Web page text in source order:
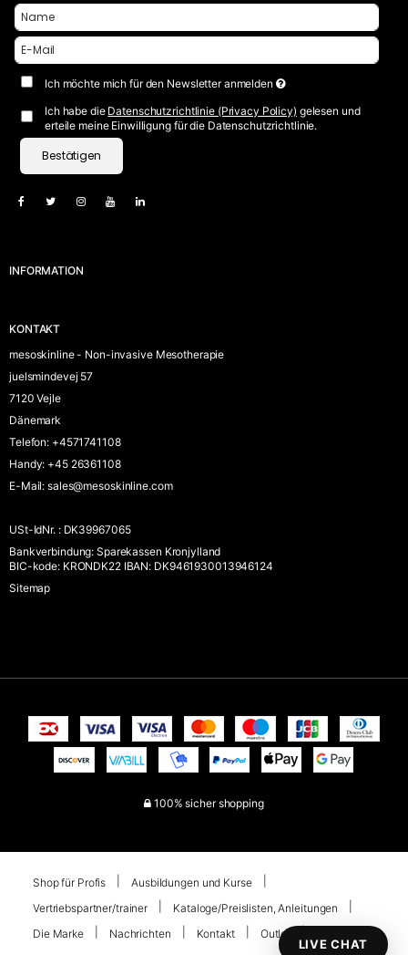
Ich möchte mich für den Newsletter anmelden
Ich habe die Datenschutzrichtlinie (Privacy Policy) gelesen und
erteile meine Einwilligung für die Datenschutzrichtlinie.
Bestätigen
INFORMATION
KONTAKT
mesoskinline - Non-invasive Mesotherapie
juelsmindevej 57
7120 Vejle
Dänemark
Telefon: +4571741108
Handy: +45 26361108
E-Mail: sales@mesoskinline.com
USt-IdNr. :DK39967065
Bankverbindung: Sparekassen Kronjylland
BIC-kode: KRONDK22 IBAN: DK9461930013946124
Sitemap
100% sicher shopping
Shop für Profis
Ausbildungen und Kurse
Vertriebspartner/trainer
Kataloge/Preislisten, Anleitungen
Die Marke
Nachrichten Kontakt Outlet
LIVE CHAT